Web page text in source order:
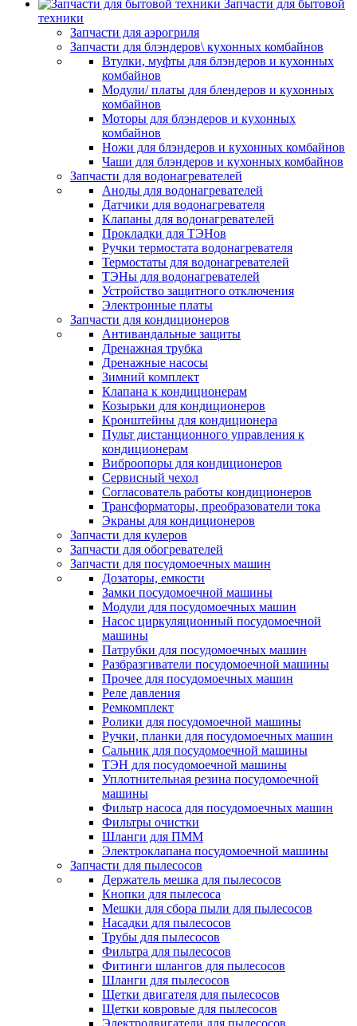
Запчасти для бытовой
техники
Запчасти для аэрогриля
Запчасти для блэндеров\ кухонных комбайнов
Втулки, муфты для блэндеров и кухонных
комбайнов
Модули/ платы для блендеров и кухонных
комбайнов
Моторы для блэндеров и кухонных
комбайнов
Ножи для блэндеров и кухонных комбайнов
Чаши для блэндеров и кухонных комбайнов
Запчасти для водонагревателей
Аноды для водонагревателей
Датчики для водонагревателя
Клапаны для водонагревателей
Прокладки для ТЭНов
Ручки термостата водонагревателя
Термостаты для водонагревателей
ТЭНы для водонагревателей
Устройство защитного отключения
Электронные платы
Запчасти для кондиционеров
Антивандальные защиты
Дренажная трубка
Дренажные насосы
Зимний комплект
Клапана к кондиционерам
Козырьки для кондиционеров
Кронштейны для кондиционера
Пульт дистанционного управления к
кондиционерам
Виброопоры для кондиционеров
Сервисный чехол
Согласователь работы кондиционеров
Трансформаторы, преобразователи тока
Экраны для кондиционеров
Запчасти для кулеров
Запчасти для обогревателей
Запчасти для посудомоечных машин
Дозаторы, емкости
Замки посудомоечной машины
Модули для посудомоечных машин
Насос циркуляционный посудомоечной
машины
Патрубки для посудомоечных машин
Разбразгиватели посудомоечной машины
Прочее для посудомоечных машин
Реле давления
Ремкомплект
Ролики для посудомоечной машины
Ручки, планки для посудомоечных машин
Сальник для посудомоечной машины
ТЭН для посудомоечной машины
Уплотнительная резина посудомоечной
машины
Фильтр насоса для посудомоечных машин
Фильтры очистки
Шланги для ПММ
Электроклапана посудомоечной машины
Запчасти для пылесосов
Держатель мешка для пылесосов
Кнопки для пылесоса
Мешки для сбора пыли для пылесосов
Насадки для пылесосов
Трубы для пылесосов
Фильтра для пылесосов
Фитинги шлангов для пылесосов
Шланги для пылесосов
Щетки двигателя для пылесосов
Щетки ковровые для пылесосов
Электродвигатели для пылесосов